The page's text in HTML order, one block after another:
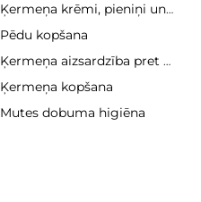
Ķermeņa krēmi, pieniņi un balzami
Pēdu kopšana
Ķermeņa aizsardzība pret sauli
Ķermeņa kopšana
Mutes dobuma higiēna